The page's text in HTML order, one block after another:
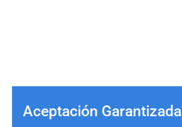
Aceptación Garantizada